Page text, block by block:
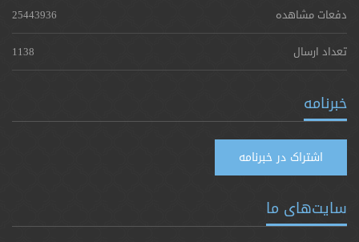
دفعات مشاهده
25443936
تعداد ارسال
1138
خبرنامه
اشتراک در خبرنامه
سایت‌های ما